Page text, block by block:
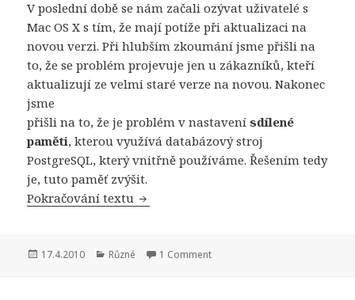
V poslední době se nám začali ozývat uživatelé s
Mac OS X s tím, že mají potíže při aktualizaci na
novou verzi. Při hlubším zkoumání jsme přišli na
to, že se problém projevuje jen u zákazníků, kteří
aktualizují ze velmi staré verze na novou. Nakonec
jsme
přišli na to, že je problém v nastavenísdílené
paměti, kterou využívá databázový stroj
PostgreSQL, který vnitřně používáme. Řešením tedy
je, tuto paměť zvýšit.
Pokračování textu FlexiBee: nastavení sdílené pamětí na
Publikováno:
17.4.2010 Rubriky:
Různé 1 Comment